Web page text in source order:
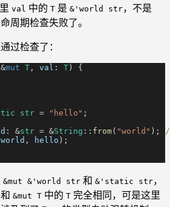
val 中的 T 是 &'world str，不是
周期检查失败了。
过检查了：
mut T , val : T ) {
str = "hello" ;
: &str = &String :: from( "world" );
world , hello );
&mut &'world str 和 &'static str，
和 &mut T 中的 T 完全相同，可是这里